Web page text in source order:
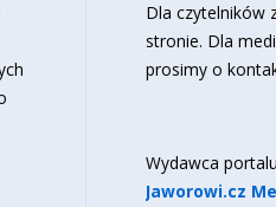
Dla czytelników
stronie. Dla
prosimy o
Wydawca
Jaworowi.cz